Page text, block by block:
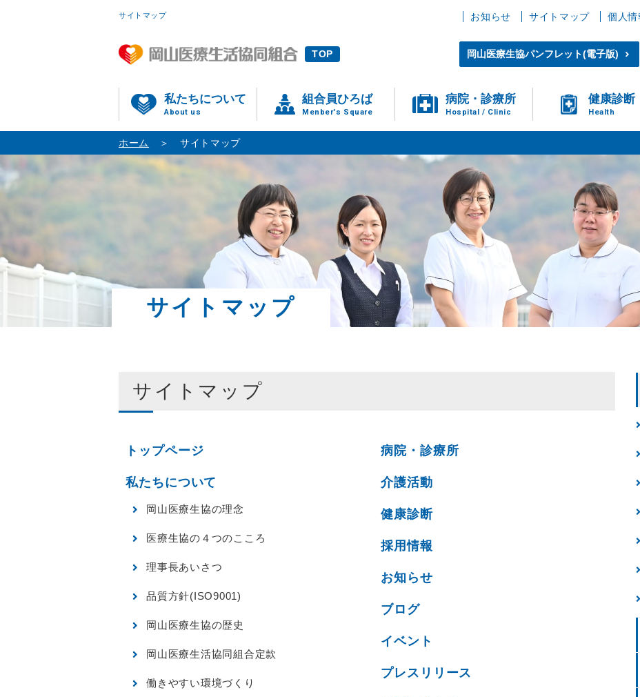
サイトマップ お知らせ サイトマップ 個人情
TOP 岡山医療生協パンフレット(電子版)
私たちについて
About us
組合員ひろば
Menber's Square
病院・診療所
Hospital / Clinic
健康診断
Health
ホーム サイトマップ
サイトマップ
サイトマップ
トップページ
私たちについて
岡山医療生協の理念
医療生協の４つのこころ
理事長あいさつ
品質方針(ISO9001)
岡山医療生協の歴史
岡山医療生活協同組合定款
働きやすい環境づくり
病院・診療所
介護活動
健康診断
採用情報
お知らせ
ブログ
イベント
プレスリリース